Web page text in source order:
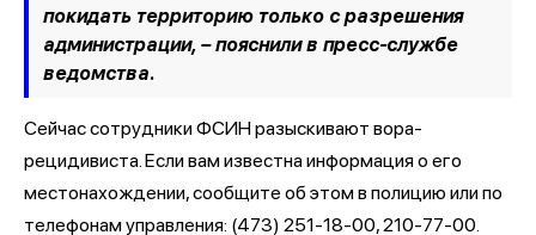
покидать территорию только с разрешения
администрации, –пояснили в пресс-службе
ведомства.
Сейчас сотрудники ФСИН разыскивают вора-
рецидивиста. Если вам известна информация о его
местонахождении, сообщите об этом в полицию или по
телефонам управления: (473) 251-18-00, 210-77-00.